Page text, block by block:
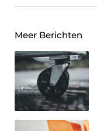
Meer Berichten